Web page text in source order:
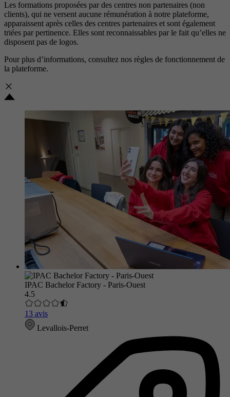
Les formations proposées par des centres non partenaires (non
clients), qui ne versent aucune rémunération à notre plateforme,
apparaissent après celles des centres partenaires et sont également
triées par pertinence. Elles sont reconnaissables par le fait qu’elles ne
disposent pas de logos.
Pour plus d’informations, consultez nos règles de fonctionnement de
la plateforme.
IPAC Bachelor Factory - Paris-Ouest
4.5
13 avis
Levallois-Perret